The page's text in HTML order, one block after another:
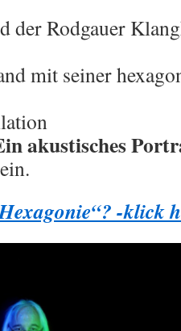
der Rodgauer
mit seiner
akustisches
-klick